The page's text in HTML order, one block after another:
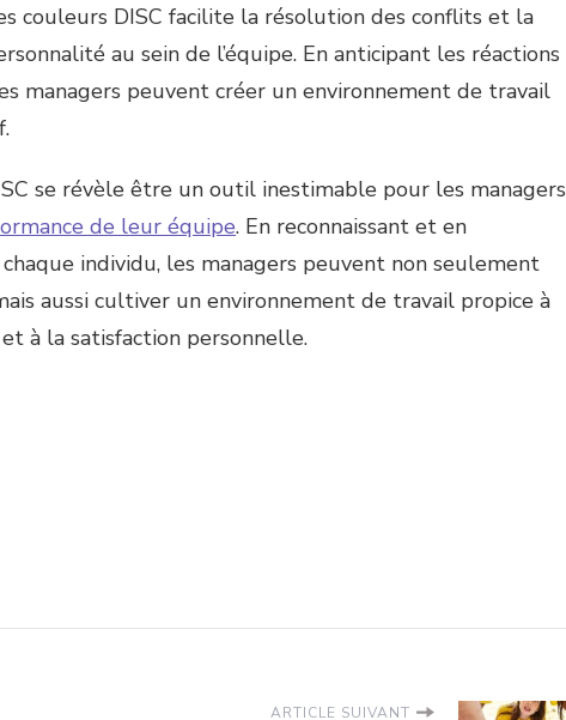
couleurs DISC facilite la résolution des conflits et la
au sein de l’équipe. En anticipant les réactions
managers peuvent créer un environnement de travail
se révèle être un outil inestimable pour les managers
de leur équipe. En reconnaissant et en
individu, les managers peuvent non seulement
aussi cultiver un environnement de travail propice à
à la satisfaction personnelle.
ARTICLE SUIVANT